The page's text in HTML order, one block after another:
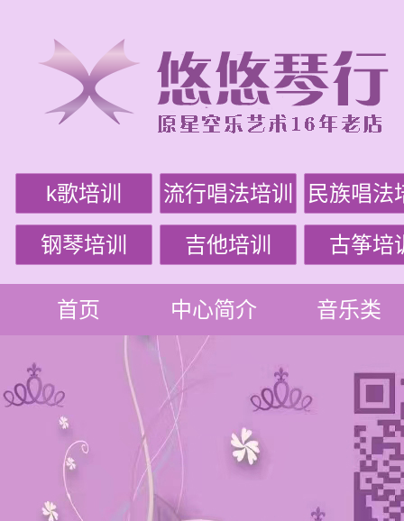
k歌培训 流行唱法培训 民族唱法
钢琴培训 吉他培训 古筝培
首页 中心简介 音乐类